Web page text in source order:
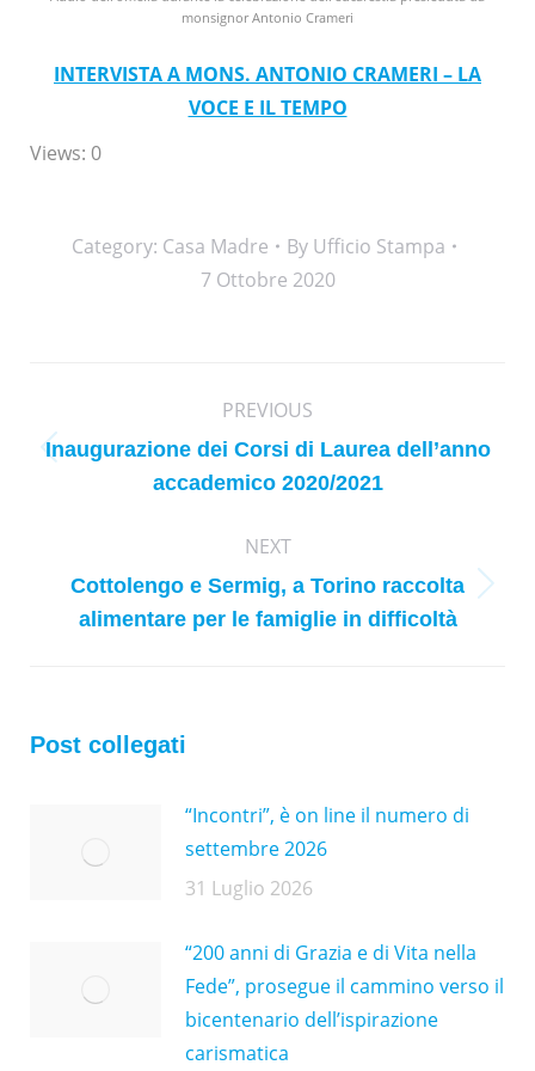
monsignor Antonio Crameri
INTERVISTA A MONS. ANTONIO CRAMERI – LA
VOCE E IL TEMPO
Views: 0
Category: Casa Madre By Ufficio Stampa
7 Ottobre 2020
PREVIOUS
Previous
post:
Inaugurazione dei Corsi di Laurea dell’anno
accademico 2020/2021
NEXT
Next
post:
Cottolengo e Sermig, a Torino raccolta
alimentare per le famiglie in difficoltà
Post collegati
“Incontri”, è on line il numero di
settembre 2026
31 Luglio 2026
“200 anni di Grazia e di Vita nella
Fede”, prosegue il cammino verso il
bicentenario dell’ispirazione
carismatica